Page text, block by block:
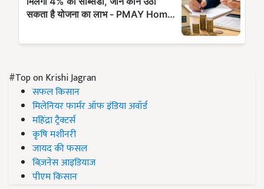
#Top on Krishi Jagran
सफल किसान
मिलेनियर फार्मर ऑफ इंडिया अवॉर्ड
महिंद्रा ट्रैक्टर्स
कृषि मशीनरी
जायद की फसल
बिज़नेस आइडियाज
पीएम किसान